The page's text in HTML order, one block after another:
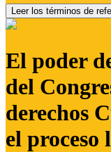
Leer los términos de
El poder
del
derechos
el proceso